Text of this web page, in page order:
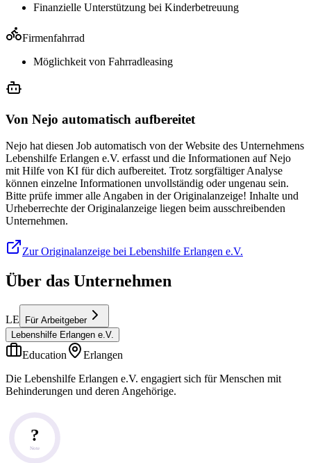
Finanzielle Unterstützung bei Kinderbetreuung
Firmenfahrrad
Möglichkeit von Fahrradleasing
Von Nejo automatisch aufbereitet
Nejo hat diesen Job automatisch von der Website des Unternehmens
Lebenshilfe Erlangen e.V. erfasst und die Informationen auf Nejo
mit Hilfe von KI für dich aufbereitet. Trotz sorgfältiger Analyse
können einzelne Informationen unvollständig oder ungenau sein.
Bitte prüfe immer alle Angaben in der Originalanzeige! Inhalte und
Urheberrechte der Originalanzeige liegen beim ausschreibenden
Unternehmen.
Zur Originalanzeige bei Lebenshilfe Erlangen e.V.
Über das Unternehmen
LE
Für Arbeitgeber
Lebenshilfe Erlangen e.V.
Education
Erlangen
Die Lebenshilfe Erlangen e.V. engagiert sich für Menschen mit
Behinderungen und deren Angehörige.
?
Note